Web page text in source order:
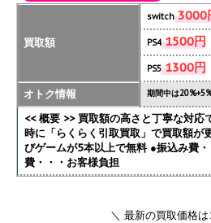
買取額
switch3000
PS41500円
PS51300円
オトク情報 期間中は
<< 概要 >> 買取額の高さと丁寧な対応
時に「らくらく引取買取」で買取額が
びゲームが5本以上で無料 ●振込み費
費・・・お客様負担
＼ 最新の買取価格は